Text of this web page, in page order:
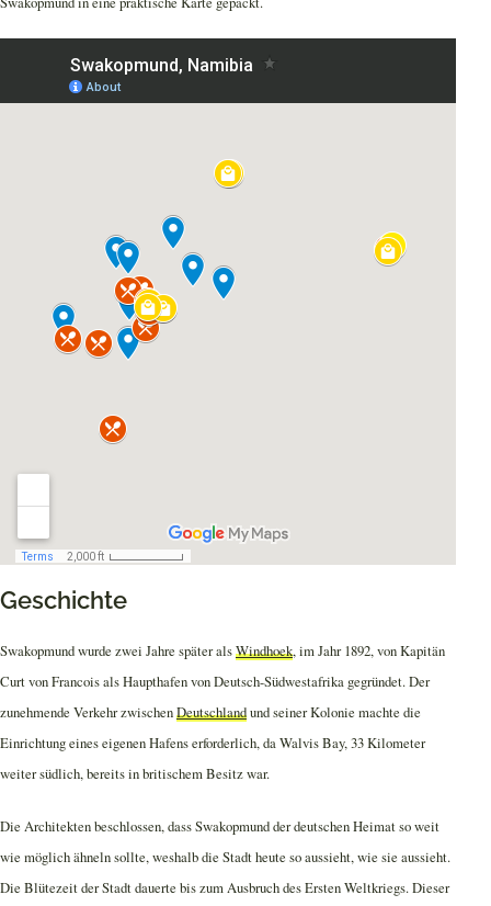
Geschichte
Swakopmund wurde zwei Jahre später alsWindhoek, im Jahr 1892, von Kapitän
Curt von Francois als Haupthafen von Deutsch-Südwestafrika gegründet. Der
zunehmende Verkehr zwischenDeutschlandund seiner Kolonie machte die
Einrichtung eines eigenen Hafens erforderlich, da Walvis Bay, 33 Kilometer
weiter südlich, bereits in britischem Besitz war.
Die Architekten beschlossen, dass Swakopmund der deutschen Heimat so weit
wie möglich ähneln sollte, weshalb die Stadt heute so aussieht, wie sie aussieht.
Die Blütezeit der Stadt dauerte bis zum Ausbruch des Ersten Weltkriegs. Dieser